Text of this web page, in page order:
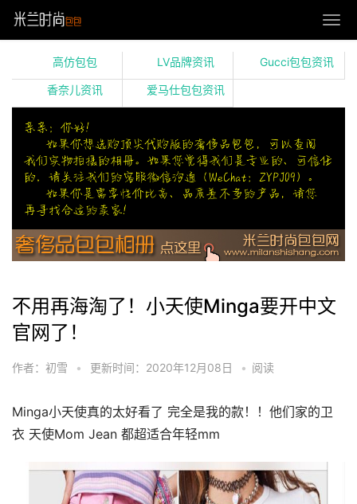
高仿包包 LV品牌资讯 Gucci包包资讯
香奈儿资讯 爱马仕包包资讯
不用再海淘了！小天使Minga要开中文
官网了！
作者：初雪 • 更新时间：2020年12月08日 • 阅读
Minga小天使真的太好看了 完全是我的款！！他们家的卫
衣 天使Mom Jean 都超适合年轻mm